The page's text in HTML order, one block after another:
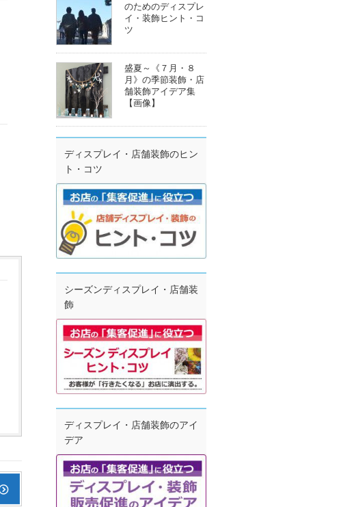
のためのディスプレ
イ・装飾ヒント・コ
ツ
盛夏～《７月・８
月》の季節装飾・店
舗装飾アイデア集
【画像】
ディスプレイ・店舗装飾のヒン
ト・コツ
シーズンディスプレイ・店舗装
飾
ディスプレイ・店舗装飾のアイ
デア